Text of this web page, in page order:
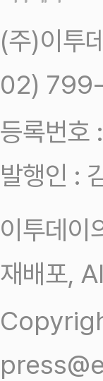
(주)이투
02)
등록번
발행인 :
이투데이
재배포,